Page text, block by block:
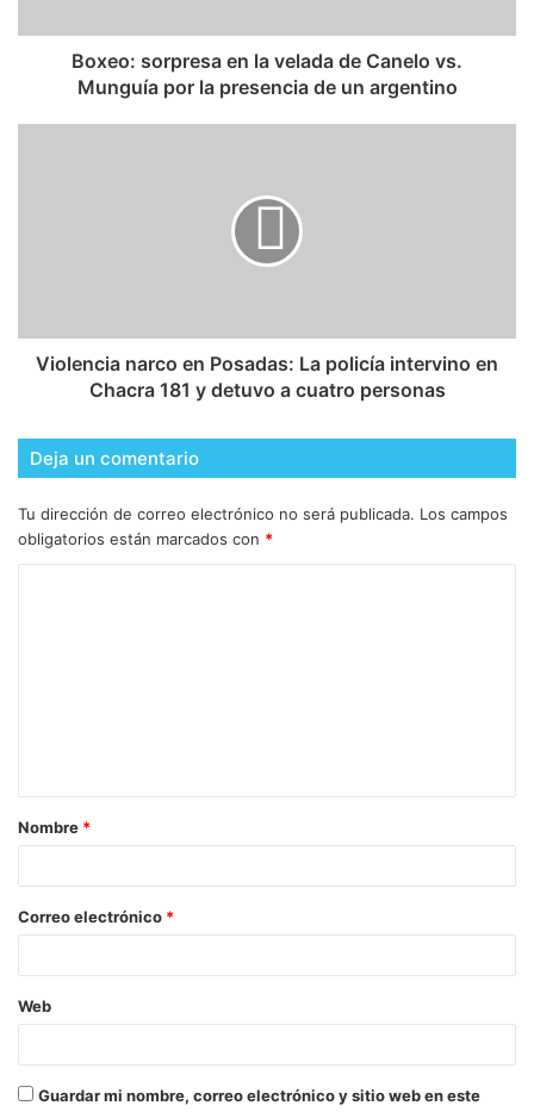
Boxeo: sorpresa en la velada de Canelo vs.
Munguía por la presencia de un argentino
Violencia narco en Posadas: La policía intervino en
Chacra 181 y detuvo a cuatro personas
Deja un comentario
Tu dirección de correo electrónico no será publicada. Los campos
obligatorios están marcados con *
Nombre *
Correo electrónico *
Web
Guardar mi nombre, correo electrónico y sitio web en este